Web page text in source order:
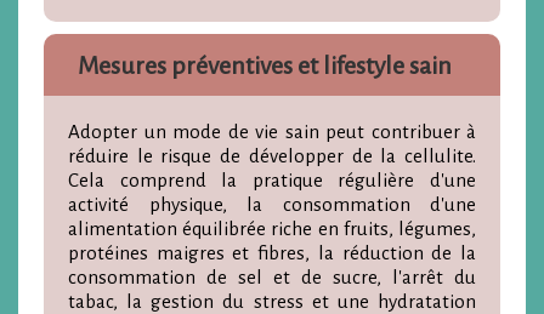
Mesures préventives et lifestyle sain
Adopter un mode de vie sain peut contribuer à
réduire le risque de développer de la cellulite.
Cela comprend la pratique régulière d'une
activité physique, la consommation d'une
alimentation équilibrée riche en fruits, légumes,
protéines maigres et fibres, la réduction de la
consommation de sel et de sucre, l'arrêt du
tabac, la gestion du stress et une hydratation